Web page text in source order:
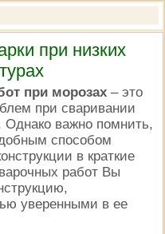
при низких
при морозах – это
при сваривании
Однако важно помнить,
способом
в краткие
работ Вы
уверенными в ее